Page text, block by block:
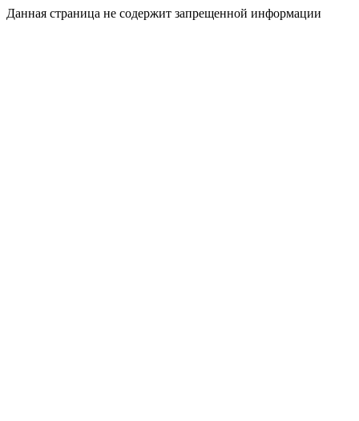
Данная страница не содержит запрещенной информации